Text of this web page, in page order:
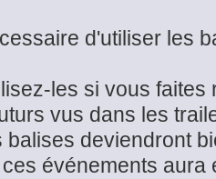
d'utiliser les
les si vous faites
vus dans les
balises deviendront
ces événements aura